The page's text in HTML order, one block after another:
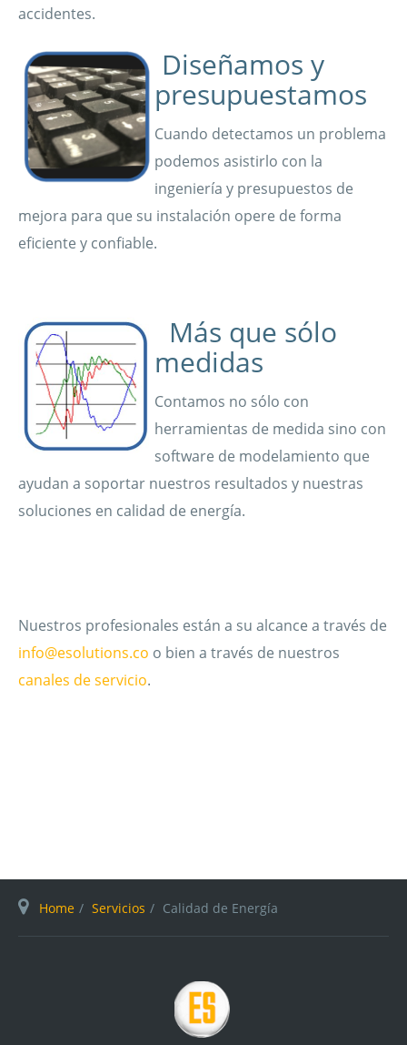
accidentes.
Diseñamos y
presupuestamos
Cuando detectamos un problema
podemos asistirlo con la
ingeniería y presupuestos de
mejora para que su instalación opere de forma
eficiente y confiable.
Más que sólo
medidas
Contamos no sólo con
herramientas de medida sino con
software de modelamiento que
ayudan a soportar nuestros resultados y nuestras
soluciones en calidad de energía.
Nuestros profesionales están a su alcance a través de
info@esolutions.co o bien a través de nuestros
canales de servicio.
Home Servicios Calidad de Energía